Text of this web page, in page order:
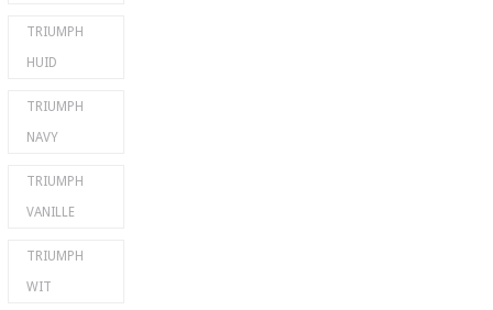
TRIUMPH
HUID
TRIUMPH
NAVY
TRIUMPH
VANILLE
TRIUMPH
WIT